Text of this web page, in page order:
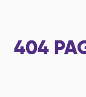
404